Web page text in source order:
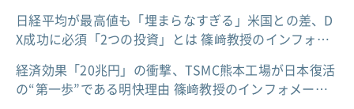
日経平均が最高値も「埋まらなすぎる」米国との差、D
X成功に必須「2つの投資」とは 篠﨑教授のインフォ…
経済効果「20兆円」の衝撃、TSMC熊本工場が日本復活
の“第一歩”である明快理由 篠﨑教授のインフォメー…